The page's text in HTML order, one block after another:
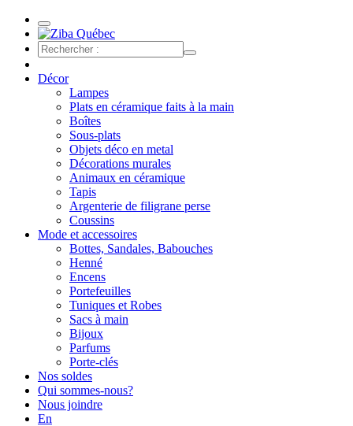
Décor
Lampes
Plats en céramique faits à la main
Boîtes
Sous-plats
Objets déco en metal
Décorations murales
Animaux en céramique
Tapis
Argenterie de filigrane perse
Coussins
Mode et accessoires
Bottes, Sandales, Babouches
Henné
Encens
Portefeuilles
Tuniques et Robes
Sacs à main
Bijoux
Parfums
Porte-clés
Nos soldes
Qui sommes-nous?
Nous joindre
En